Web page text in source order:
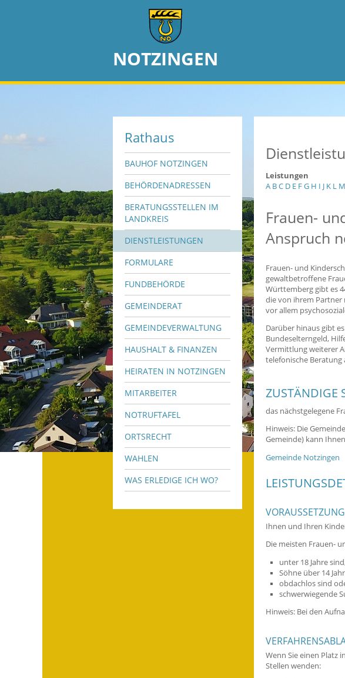
NOTZINGEN
Rathaus
BAUHOF NOTZINGEN
BEHÖRDENADRESSEN
BERATUNGSSTELLEN IM
LANDKREIS
DIENSTLEISTUNGEN
FORMULARE
FUNDBEHÖRDE
GEMEINDERAT
GEMEINDEVERWALTUNG
HAUSHALT & FINANZEN
HEIRATEN IN NOTZINGEN
MITARBEITER
NOTRUFTAFEL
ORTSRECHT
WAHLEN
WAS ERLEDIGE ICH WO?
Leistungen
A BC D E FG H I J K L M
Frauen-
Anspruch
Frauen- und
gewaltbetroffene
Württemberg gibt es
die von ihrem
vor allem
Darüber hinaus gibt
Bundeselterngeld,
Vermittlung weiterer
telefonische
ZUSTÄNDIGE
das nächstgelegene
Hinweis: Die
Gemeinde) kann
Gemeinde Notzingen
Ihnen und Ihren
Die meisten Frauen-
unter 18 Jahre
Söhne über 14
obdachlos sind
schwerwiegende
Hinweis: Bei den
Wenn Sie einen Platz
Stellen wenden: